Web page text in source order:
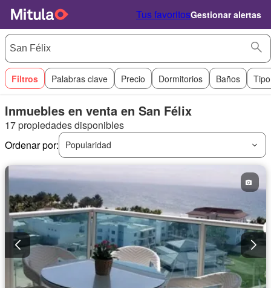
Tus favoritosGestionar alertas
Filtros Palabras clave Precio Dormitorios Baños
Inmuebles en venta en San Félix
17 propiedades disponibles
Ordenar por:
Popularidad